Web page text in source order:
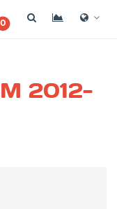
0
2012-